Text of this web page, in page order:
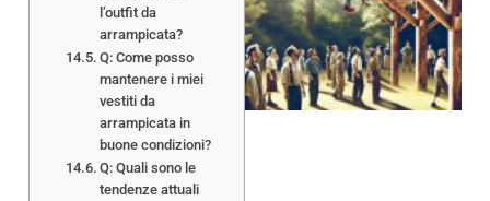
l’outfit da
arrampicata?
Q: Come posso
mantenere i miei
vestiti da
arrampicata in
buone condizioni?
Q: Quali sono le
tendenze attuali